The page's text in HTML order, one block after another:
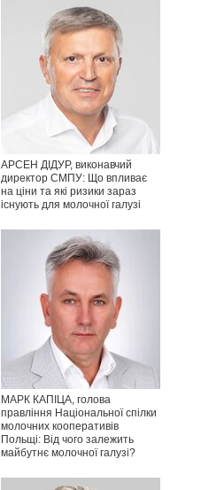
АРСЕН ДІДУР, виконавчий
директор СМПУ: Що впливає
на ціни та які ризики зараз
існують для молочної галузі
МАРК КАПІЦА, голова
правління Національної спілки
молочних кооперативів
Польщі: Від чого залежить
майбутнє молочної галузі?